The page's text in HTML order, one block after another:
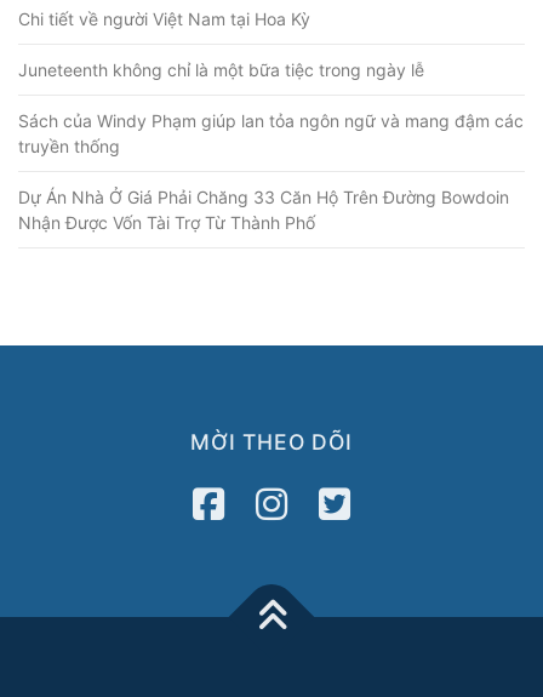
Chi tiết về người Việt Nam tại Hoa Kỳ
Juneteenth không chỉ là một bữa tiệc trong ngày lễ
Sách của Windy Phạm giúp lan tỏa ngôn ngữ và mang đậm các
truyền thống
Dự Án Nhà Ở Giá Phải Chăng 33 Căn Hộ Trên Đường Bowdoin
Nhận Được Vốn Tài Trợ Từ Thành Phố
MỜI THEO DÕI